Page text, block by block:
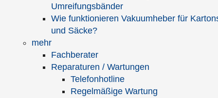
Umreifungsbänder
Wie funktionieren Vakuumheber für
und Säcke?
mehr
Fachberater
Reparaturen / Wartungen
Telefonhotline
Regelmäßige Wartung
Mediathek
Besuchen Sie unsere Mediathek mit vielen